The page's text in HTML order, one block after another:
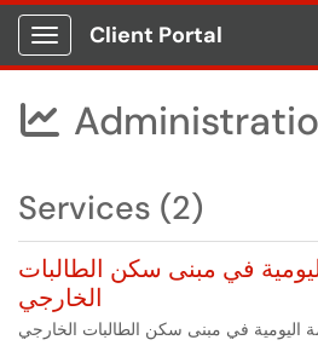
Show Applications Menu
Client Portal

Services (2)
في مبنى سكن الطالبات
الخارجي
اليومية في مبنى سكن الطالبات الخارجي